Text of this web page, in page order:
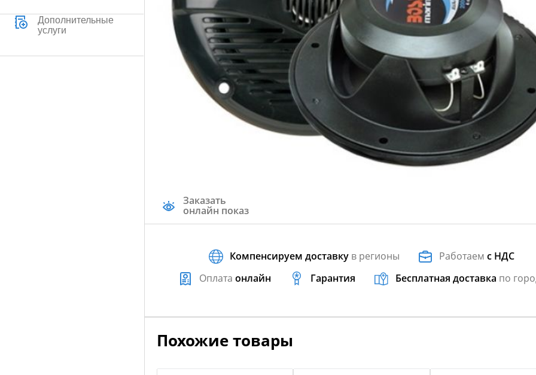
Дополнительные
услуги
Заказать
онлайн показ
Компенсируем доставку в регионы Работаемс НДС
Оплата онлайн Гарантия Бесплатная доставка по
Похожие товары